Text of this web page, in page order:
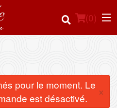
(0)
pour le moment. Le
est désactivé.
×